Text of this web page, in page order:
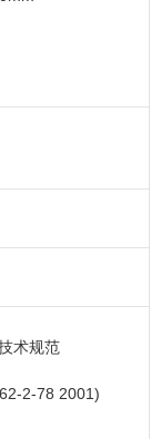
术规范
2-78 2001)